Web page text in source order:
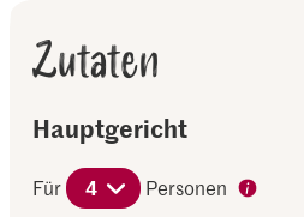
Zutaten
Hauptgericht
Für 4 Personen